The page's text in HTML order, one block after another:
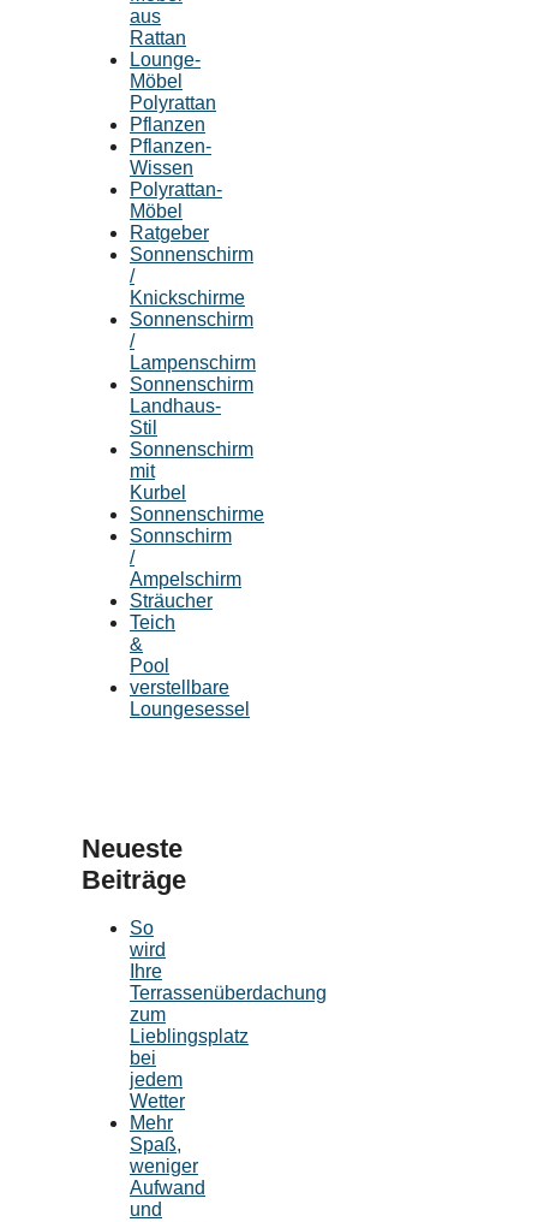
aus
Rattan
Lounge-
Möbel
Polyrattan
Pflanzen
Pflanzen-
Wissen
Polyrattan-
Möbel
Ratgeber
Sonnenschirm
/
Knickschirme
Sonnenschirm
/
Lampenschirm
Sonnenschirm
Landhaus-
Stil
Sonnenschirm
mit
Kurbel
Sonnenschirme
Sonnschirm
/
Ampelschirm
Sträucher
Teich
&
Pool
verstellbare
Loungesessel
Neueste
Beiträge
So
wird
Ihre
Terrassenüberdachung
zum
Lieblingsplatz
bei
jedem
Wetter
Mehr
Spaß,
weniger
Aufwand
und